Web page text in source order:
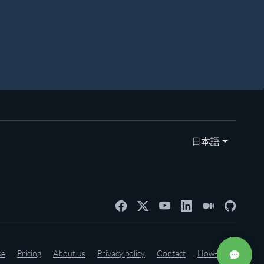
日本語
Pricing About us Privacy policy Contact How-to's